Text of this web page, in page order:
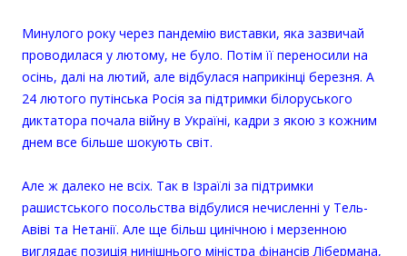
Минулого року через пандемію виставки, яка зазвичай
проводилася у лютому, не було. Потім її переносили на
осінь, далі на лютий, але відбулася наприкінці березня. А
24 лютого путінська Росія за підтримки білоруського
диктатора почала війну в Україні, кадри з якою з кожним
днем все більше шокують світ.
Але ж далеко не всіх. Так в Ізраїлі за підтримки
рашистського посольства відбулися нечисленні у Тель-
Авіві та Нетанії. Але ще більш цинічною і мерзенною
виглядає позиція нинішнього міністра фінансів Лібермана,